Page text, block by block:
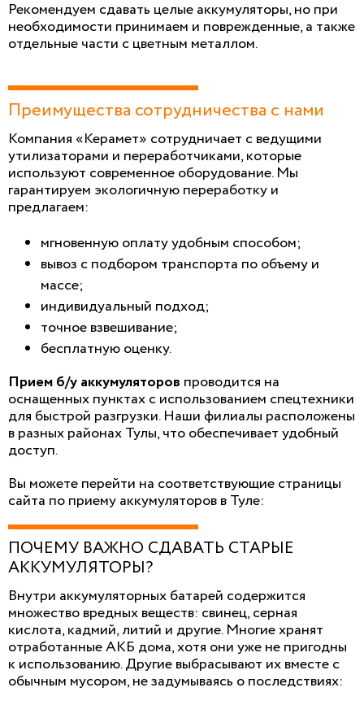
Рекомендуем сдавать целые аккумуляторы, но при
необходимости принимаем и поврежденные, а также
отдельные части с цветным металлом.
Преимущества сотрудничества с нами
Компания «Керамет» сотрудничает с ведущими
утилизаторами и переработчиками, которые
используют современное оборудование. Мы
гарантируем экологичную переработку и
предлагаем:
мгновенную оплату удобным способом;
вывоз с подбором транспорта по объему и
массе;
индивидуальный подход;
точное взвешивание;
бесплатную оценку.
Прием б/у аккумуляторов проводится на
оснащенных пунктах с использованием спецтехники
для быстрой разгрузки. Наши филиалы расположены
в разных районах Тулы, что обеспечивает удобный
доступ.
Вы можете перейти на соответствующие страницы
сайта по приему аккумуляторов в Туле:
ПОЧЕМУ ВАЖНО СДАВАТЬ СТАРЫЕ
АККУМУЛЯТОРЫ?
Внутри аккумуляторных батарей содержится
множество вредных веществ: свинец, серная
кислота, кадмий, литий и другие. Многие хранят
отработанные АКБ дома, хотя они уже не пригодны
к использованию. Другие выбрасывают их вместе с
обычным мусором, не задумываясь о последствиях: